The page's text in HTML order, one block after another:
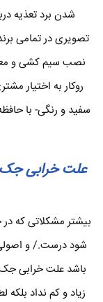
شدن برد تعذیه
تصویری در تمامی
نصب سیم کشی و
روکار به اختیار
سفید و رنگی- با
علت خرابی جک
بیشتر مشکلاتی که در
شود درست./ و
باشد علت خرابی جک
زیاد و کم نداد